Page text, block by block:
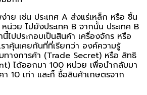
าย เช่น ประเทศ A ส่งแร่เหล็ก หรือ ชิ้น
วย ไปยังประเทศ B จากนั้น ประเทศ B
ไปประกอบเป็นสินค้า เครื่องจักร หรือ
คุ้นเคยกันที่ที่เรียกว่า องค์ความรู้
ทางการค้า (Trade Secret) หรือ สิทธิ
ได้ออกมา 100 หน่วย เพื่อนำกลับมา
า 10 เท่า และก็ ซื้อสินค้าเกษตรจาก